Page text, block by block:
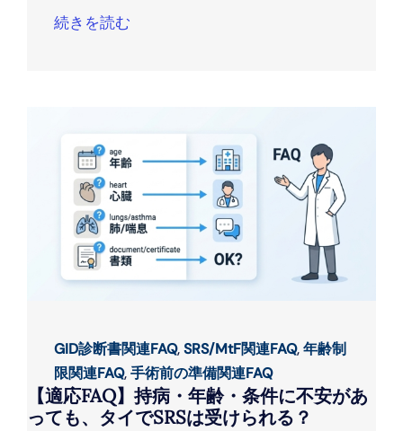
続きを読む
GID診断書関連FAQ,SRS/MtF関連FAQ,年齢制
限関連FAQ,手術前の準備関連FAQ
【適応FAQ】持病・年齢・条件に不安があ
っても、タイでSRSは受けられる？